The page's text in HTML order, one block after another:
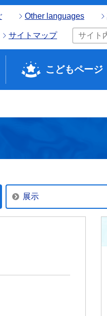
Other languages
サイトマップ
こどもページ
展示